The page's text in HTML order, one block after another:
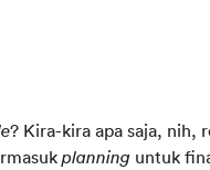
? Kira-kira apa saja, nih,
planning untuk